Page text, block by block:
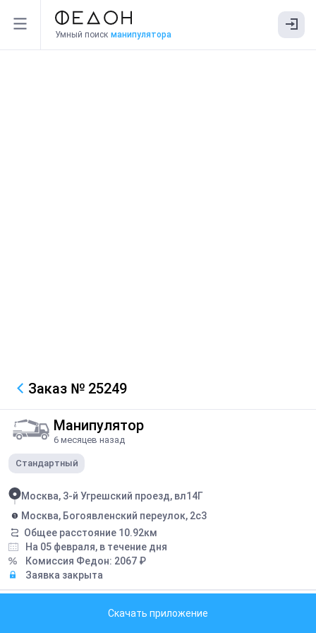
Умный поиск манипулятора
Заказ № 25249
Манипулятор
6 месяцев назад
Стандартный
Москва, 3-й Угрешский проезд, вл14Г
Москва, Богоявленский переулок, 2с3
Общее расстояние 10.92км
На 05 февраля, в течение дня
Комиссия Федон: 2067 ₽
Заявка закрыта
Перевезти блоки ФБС 24-4-6т 8 штук (длина — 2380 мм, ширина —
Скачать приложение